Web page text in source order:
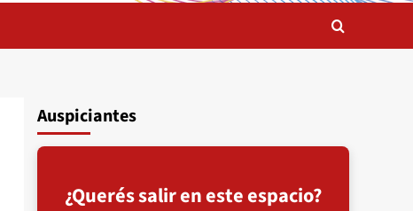
Auspiciantes
¿Querés salir en este espacio?